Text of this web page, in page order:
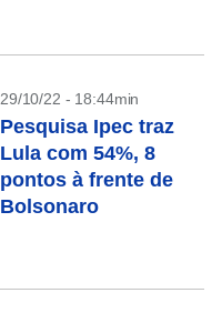
29/10/22 - 18:44min
Pesquisa Ipec traz
Lula com 54%, 8
pontos à frente de
Bolsonaro